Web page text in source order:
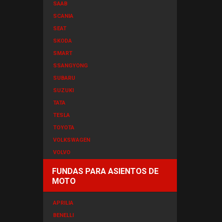
SAAB
SCANIA
SEAT
SKODA
SMART
SSANGYONG
SUBARU
SUZUKI
TATA
TESLA
TOYOTA
VOLKSWAGEN
VOLVO
FUNDAS PARA ASIENTOS DE
MOTO
APRILIA
BENELLI